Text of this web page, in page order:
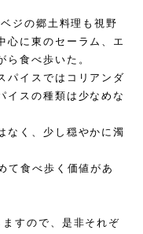
ジの郷土料理も視野
心に東のセーラム、エ
ら食べ歩いた。
パイスではコリアンダ
イスの種類は少なめな
なく、少し穏やかに濁
て食べ歩く価値があ
すので、 是非それぞ